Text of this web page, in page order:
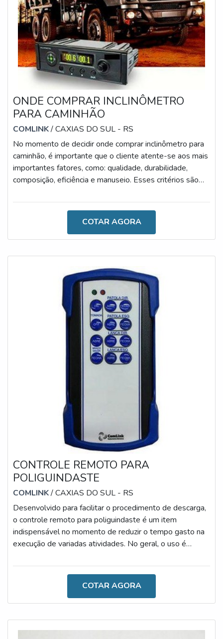
ONDE COMPRAR INCLINÔMETRO
PARA CAMINHÃO
COMLINK/ CAXIAS DO SUL - RS
No momento de decidir onde comprar inclinômetro para
caminhão, é importante que o cliente atente-se aos mais
importantes fatores, como: qualidade, durabilidade,
composição, eficiência e manuseio. Esses critérios são
produto deve ser altamente eficiente e versátil.AS
inclinômetro próprio para caminhão é um artefato
indispensável para a rotina de trabalho de empresas que
COTAR AGORA
CONTROLE REMOTO PARA
POLIGUINDASTE
COMLINK/ CAXIAS DO SUL - RS
Desenvolvido para facilitar o procedimento de descarga,
o controle remoto para poliguindaste é um item
indispensável no momento de reduzir o tempo gasto na
execução de variadas atividades. No geral, o uso é
orientação de profissionais.DETALHES SOBRE UMA
controle remoto próprio para poliguindaste, é importante
atentar-se ao modelo ideal para as necessidades. Isso
COTAR AGORA